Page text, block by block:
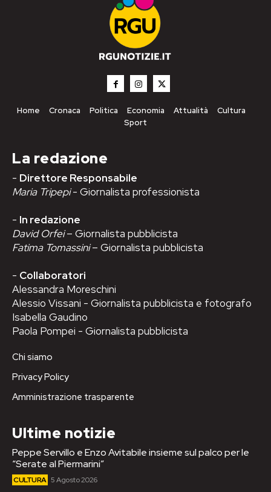
Home Cronaca Politica Economia Attualità
Cultura
Sport
La redazione
- Direttore Responsabile
Maria Tripepi- Giornalista professionista
- In redazione
David Orfei– Giornalista pubblicista
Fatima Tomassini– Giornalista pubblicista
- Collaboratori
Alessandra Moreschini
Alessio Vissani - Giornalista pubblicista e fotografo
Isabella Gaudino
Paola Pompei - Giornalista pubblicista
Chi siamo
Privacy Policy
Amministrazione trasparente
Ultime notizie
Peppe Servillo e Enzo Avitabile insieme sul palco per le
“Serate al Piermarini”
CULTURA 5 Agosto 2026